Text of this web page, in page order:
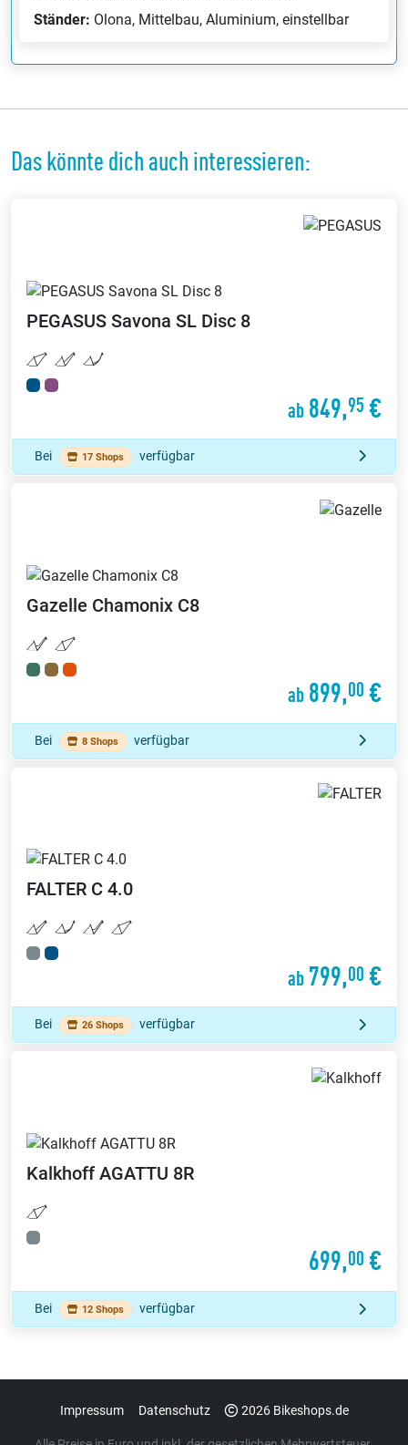
Ständer: Olona, Mittelbau, Aluminium, einstellbar
Das könnte dich auch interessieren:
PEGASUS Savona SL Disc 8
ab 849,95 €
Bei 17 Shops verfügbar
Gazelle Chamonix C8
ab 899,00 €
Bei 8 Shops verfügbar
FALTER C 4.0
ab 799,00 €
Bei 26 Shops verfügbar
Kalkhoff AGATTU 8R
699,00 €
Bei 12 Shops verfügbar
Impressum Datenschutz 2026 Bikeshops.de